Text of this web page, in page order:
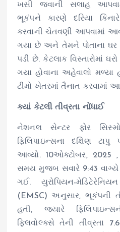
ખસી જવાની સલાહ
ભૂકંપને કારણે દરિયા
કરવાની ચેતવણી આપવામાં
ગયા છે અને તેમને પોતાના ઘર
પડી છે. કેટલાક વિસ્તારોમાં
ગયા હોવાના અહેવાલો મળ્યા
ટીમો ખેતરમાં તૈનાત કરવામાં
ક્યાં કેટલી તીવ્રતા નોંધાઈ
નેશનલ સેન્ટર ફોર
ફિલિપાઇન્સના દક્ષિણ
આવ્યો. 10ઓક્ટોબર, 2025 ,
સમય મુજબ સવારે 9:43 વાગ્યે
ગઈ. યુરોપિયન-
(EMSC) અનુસાર, ભૂકંપની
હતી, જ્યારે
ફિલવોલ્ક્સે તેની તીવ્રતા